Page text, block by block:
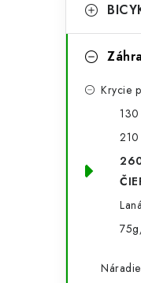
okategórie
a
Krycie
Náradie